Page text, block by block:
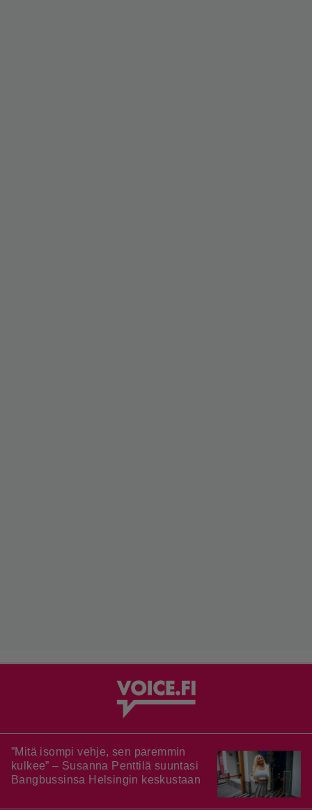
”Mitä isompi vehje, sen paremmin
kulkee” – Susanna Penttilä suuntasi
Bangbussinsa Helsingin keskustaan